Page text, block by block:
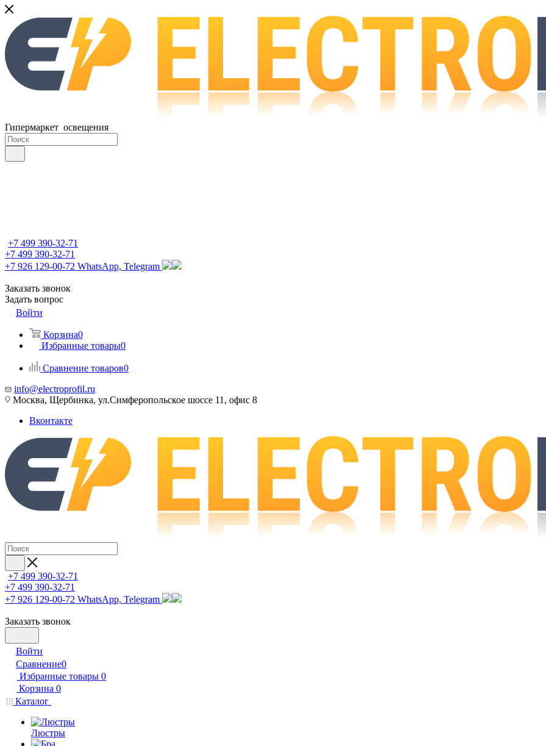
Гипермаркет освещения
+7 499 390-32-71
+7 499 390-32-71
+7 926 129-00-72 WhatsApp, Telegram
Заказать звонок
Задать вопрос
Войти
Корзина0
Избранные товары0
Сравнение товаров0
info@electroprofil.ru
Москва, Щербинка, ул.Симферопольское шоссе 11, офис 8
Вконтакте
+7 499 390-32-71
+7 499 390-32-71
+7 926 129-00-72 WhatsApp, Telegram
Заказать звонок
Войти
Сравнение0
Избранные товары 0
Корзина 0
Каталог
Люстры